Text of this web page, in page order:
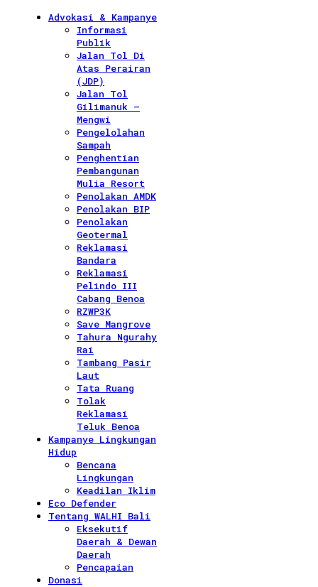
Advokasi & Kampanye
Informasi
Publik
Jalan Tol Di
Atas Perairan
(JDP)
Jalan Tol
Gilimanuk –
Mengwi
Pengelolahan
Sampah
Penghentian
Pembangunan
Mulia Resort
Penolakan AMDK
Penolakan BIP
Penolakan
Geotermal
Reklamasi
Bandara
Reklamasi
Pelindo III
Cabang Benoa
RZWP3K
Save Mangrove
Tahura Ngurahy
Rai
Tambang Pasir
Laut
Tata Ruang
Tolak
Reklamasi
Teluk Benoa
Kampanye Lingkungan
Hidup
Bencana
Lingkungan
Keadilan Iklim
Eco Defender
Tentang WALHI Bali
Eksekutif
Daerah & Dewan
Daerah
Pencapaian
Donasi